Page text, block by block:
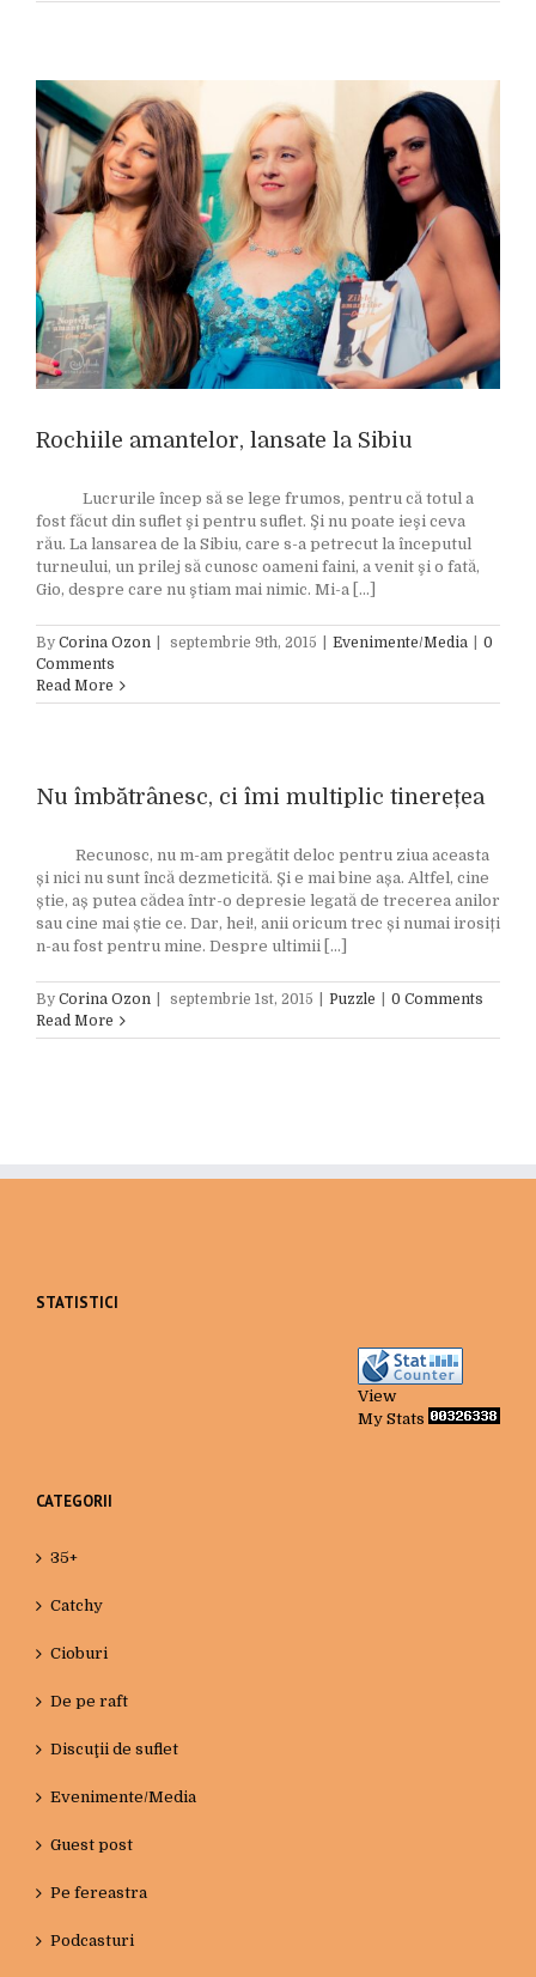
Rochiile amantelor, lansate la Sibiu
Lucrurile încep să se lege frumos, pentru că totul a
fost făcut din suflet şi pentru suflet. Şi nu poate ieşi ceva
rău. La lansarea de la Sibiu, care s-a petrecut la începutul
turneului, un prilej să cunosc oameni faini, a venit şi o fată,
Gio, despre care nu ştiam mai nimic. Mi-a [...]
By Corina Ozon septembrie 9th, 2015 Evenimente/Media
0
Comments
Read More
Nu îmbătrânesc, ci îmi multiplic tinerețea
Recunosc, nu m-am pregătit deloc pentru ziua aceasta
și nici nu sunt încă dezmeticită. Și e mai bine așa. Altfel, cine
știe, aș putea cădea într-o depresie legată de trecerea anilor
sau cine mai știe ce. Dar, hei!, anii oricum trec și numai irosiți
n-au fost pentru mine. Despre ultimii [...]
By Corina Ozon septembrie 1st, 2015 Puzzle
0 Comments
Read More
STATISTICI
View
My Stats
CATEGORII
35+
Catchy
Cioburi
De pe raft
Discuţii de suflet
Evenimente/Media
Guest post
Pe fereastra
Podcasturi